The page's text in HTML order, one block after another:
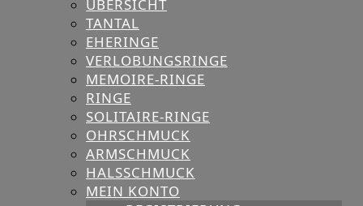
ÜBERSICHT
TANTAL
EHERINGE
VERLOBUNGSRINGE
MEMOIRE-RINGE
RINGE
SOLITAIRE-RINGE
OHRSCHMUCK
ARMSCHMUCK
HALSSCHMUCK
MEIN KONTO